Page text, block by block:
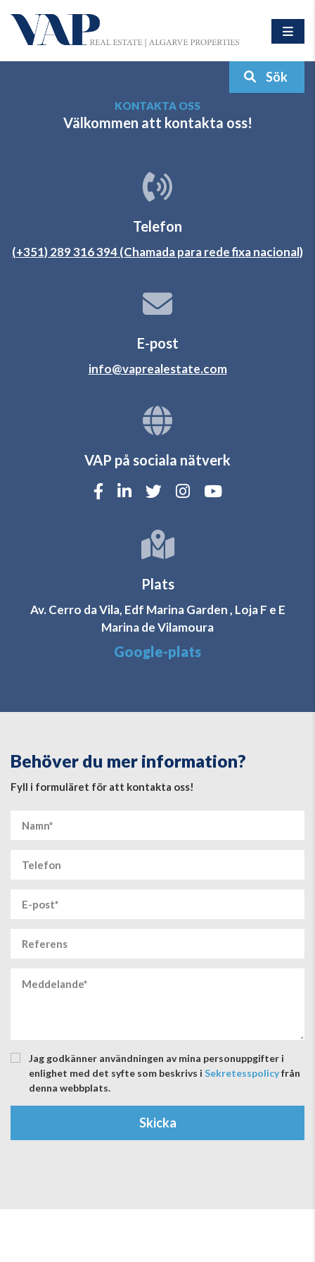
Sök
KONTAKTA OSS
Välkommen att kontakta oss!
Telefon
(+351) 289 316 394 (Chamada para rede fixa nacional)
E-post
info@vaprealestate.com
VAP på sociala nätverk
Plats
Av. Cerro da Vila, Edf Marina Garden , Loja F e E
Marina de Vilamoura
Google-plats
Behöver du mer information?
Fyll i formuläret för att kontakta oss!
Jag godkänner användningen av mina personuppgifter i
enlighet med det syfte som beskrivs i Sekretesspolicyfrån
denna webbplats.
Skicka